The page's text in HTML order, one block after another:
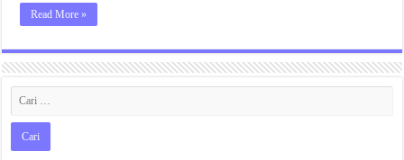
Read More »